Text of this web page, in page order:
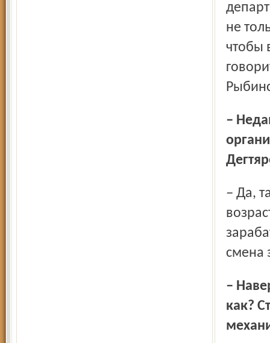
не
чтобы
– Недавно произошли перестановки в Ярославской
– Да, так как между этими людьми существует пропасть в
смена
– Наверное, все согласятся, что элиты надо менять. Но
как?